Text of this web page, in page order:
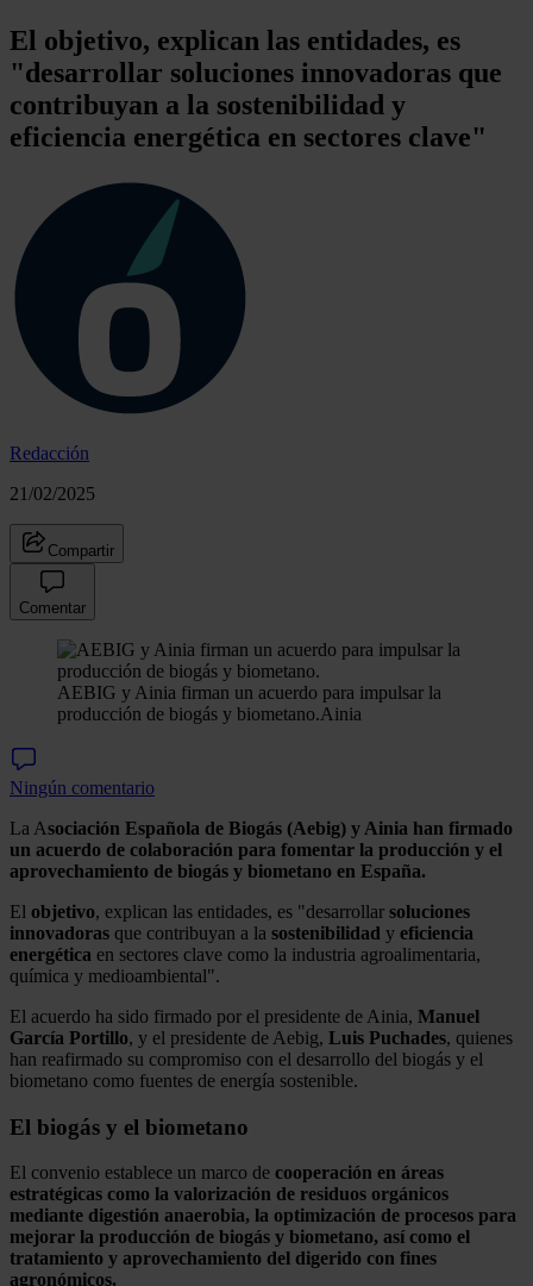
El objetivo, explican las entidades, es
"desarrollar soluciones innovadoras que
contribuyan a la sostenibilidad y
eficiencia energética en sectores clave"
Redacción
21/02/2025
Compartir
Comentar
AEBIG y Ainia firman un acuerdo para impulsar la
producción de biogás y biometano.Ainia
Ningún comentario
La Asociación Española de Biogás (Aebig) y Ainia han firmado
un acuerdo de colaboración para fomentar la producción y el
aprovechamiento de biogás y biometano en España.
El objetivo, explican las entidades, es "desarrollar soluciones
innovadoras que contribuyan a la sostenibilidad y eficiencia
energética en sectores clave como la industria agroalimentaria,
química y medioambiental".
El acuerdo ha sido firmado por el presidente de Ainia, Manuel
García Portillo, y el presidente de Aebig, Luis Puchades, quienes
han reafirmado su compromiso con el desarrollo del biogás y el
biometano como fuentes de energía sostenible.
El biogás y el biometano
El convenio establece un marco de cooperación en áreas
estratégicas como la valorización de residuos orgánicos
mediante digestión anaerobia, la optimización de procesos para
mejorar la producción de biogás y biometano, así como el
tratamiento y aprovechamiento del digerido con fines
agronómicos.